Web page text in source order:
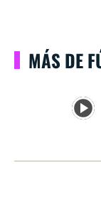
MÁS DE